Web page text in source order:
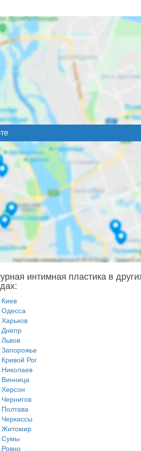
интимная пластика в
Киев
Одесса
Харьков
Днепр
Львов
Запорожье
Кривой Рог
Николаев
Винница
Херсон
Чернигов
Полтава
Черкассы
Житомир
Сумы
Ровно